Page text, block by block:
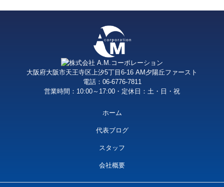
大阪府大阪市天王寺区上汐5丁目6-16 AM夕陽丘ファースト
電話：06-6776-7811
営業時間：10:00～17:00・定休日：土・日・祝
ホーム
代表ブログ
スタッフ
会社概要